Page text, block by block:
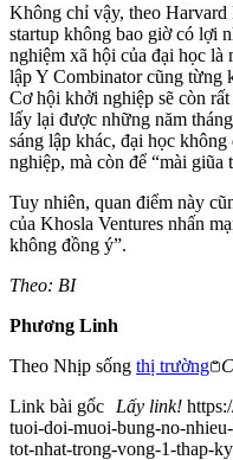
Không chỉ vậy, theo Harvard
startup không bao giờ có lợi
nghiệm xã hội của đại học là
lập Y Combinator cũng từng
Cơ hội khởi nghiệp sẽ còn
lấy lại được những năm
sáng lập khác, đại học
nghiệp, mà còn để “mài giũa
Tuy nhiên, quan điểm này
của Khosla Ventures nhấn
không đồng ý”.
Theo: BI
Phương Linh
Theo Nhịp sống thị trường
Link bài gốc
Lấy link!
tuoi-doi-muoi-bung-no-
tot-nhat-trong-vong-1-thap-